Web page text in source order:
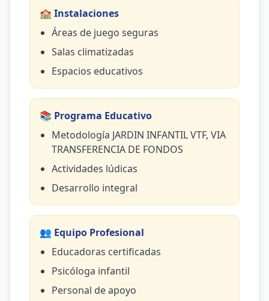
🏫 Instalaciones
Áreas de juego seguras
Salas climatizadas
Espacios educativos
📚 Programa Educativo
Metodología JARDIN INFANTIL VTF, VIA
TRANSFERENCIA DE FONDOS
Actividades lúdicas
Desarrollo integral
👥 Equipo Profesional
Educadoras certificadas
Psicóloga infantil
Personal de apoyo